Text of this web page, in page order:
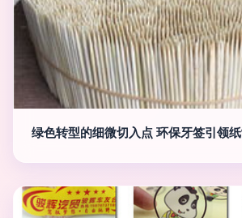
绿色转型的细微切入点 环保牙签引领